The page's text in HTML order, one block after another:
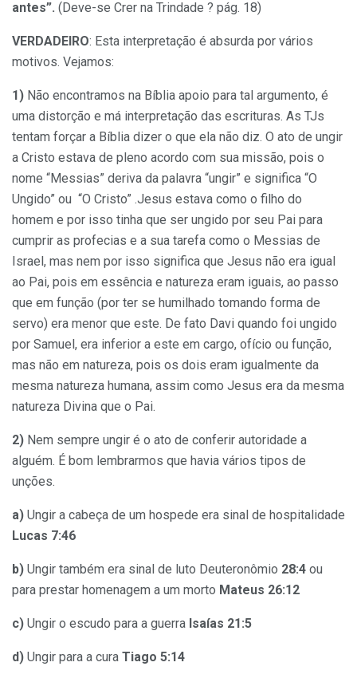
antes”. (Deve-se Crer na Trindade ? pág. 18)
VERDADEIRO: Esta interpretação é absurda por vários
motivos. Vejamos:
1) Não encontramos na Bíblia apoio para tal argumento, é
uma distorção e má interpretação das escrituras. As TJs
tentam forçar a Bíblia dizer o que ela não diz. O ato de ungir
a Cristo estava de pleno acordo com sua missão, pois o
nome “Messias” deriva da palavra “ungir” e significa “O
Ungido” ou “O Cristo” .Jesus estava como o filho do
homem e por isso tinha que ser ungido por seu Pai para
cumprir as profecias e a sua tarefa como o Messias de
Israel, mas nem por isso significa que Jesus não era igual
ao Pai, pois em essência e natureza eram iguais, ao passo
que em função (por ter se humilhado tomando forma de
servo) era menor que este. De fato Davi quando foi ungido
por Samuel, era inferior a este em cargo, ofício ou função,
mas não em natureza, pois os dois eram igualmente da
mesma natureza humana, assim como Jesus era da mesma
natureza Divina que o Pai.
2) Nem sempre ungir é o ato de conferir autoridade a
alguém. É bom lembrarmos que havia vários tipos de
unções.
a) Ungir a cabeça de um hospede era sinal de hospitalidade
Lucas 7:46
b) Ungir também era sinal de luto Deuteronômio 28:4 ou
para prestar homenagem a um morto Mateus 26:12
c) Ungir o escudo para a guerra Isaías 21:5
d) Ungir para a cura Tiago 5:14